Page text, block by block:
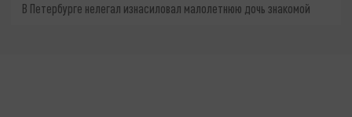
В Петербурге нелегал изнасиловал малолетнюю дочь знакомой